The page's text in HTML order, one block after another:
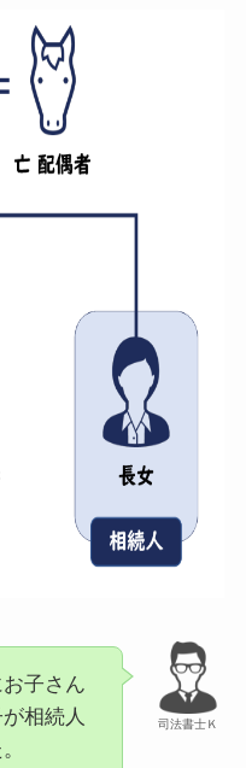
司法書士Ｋ
子さん
相続人